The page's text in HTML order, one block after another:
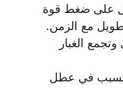
على ضغط قوة
طويل مع الزمن.
الغبار
تسبب في عطل